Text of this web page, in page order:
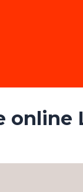
online